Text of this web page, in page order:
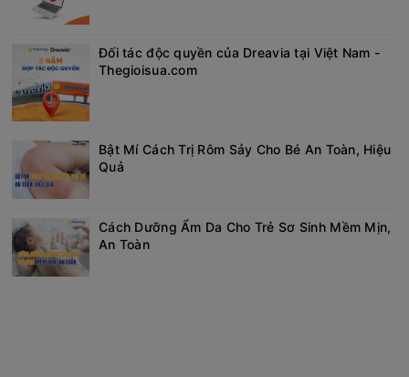
Đối tác độc quyền của Dreavia tại Việt Nam -
Thegioisua.com
Bật Mí Cách Trị Rôm Sảy Cho Bé An Toàn, Hiệu
Quả
Cách Dưỡng Ẩm Da Cho Trẻ Sơ Sinh Mềm Mịn,
An Toàn